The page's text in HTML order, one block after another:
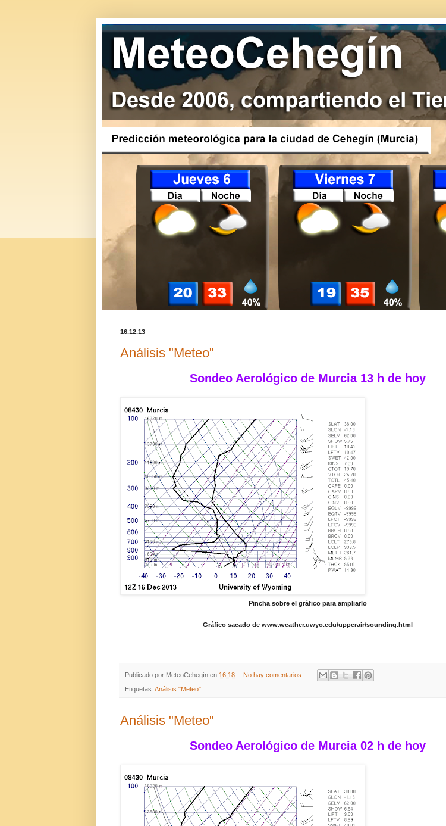
16.12.13
Análisis "Meteo"
Sondeo Aerológico de Murcia 13 h de hoy
Pincha sobre el gráfico para ampliarlo
Gráfico sacado de www.weather.uwyo.edu/upperair/sounding.html
Publicado por MeteoCehegín en 16:18 No hay comentarios:
Etiquetas: Análisis "Meteo"
Análisis "Meteo"
Sondeo Aerológico de Murcia 02 h de hoy